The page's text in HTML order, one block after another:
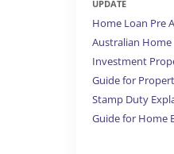
UPDATE
Home Loan Pre
Australian
Investment
Guide for
Stamp Duty
Guide for Home